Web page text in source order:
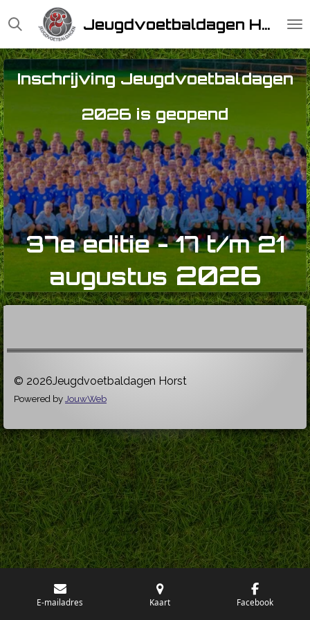
Ga
direct
naar
hoofdinhoud
Jeugdvoetbaldagen Horst
Inschrijving Jeugdvoetbaldagen
2026 is geopend
37e editie - 17 t/m 21
augustus 2026
© 2026Jeugdvoetbaldagen Horst
Powered by JouwWeb
E-mailadres Kaart Facebook